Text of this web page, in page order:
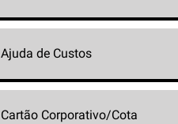
Ajuda de Custos
Cartão Corporativo/Cota